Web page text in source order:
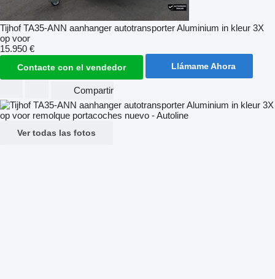
Tijhof TA35-ANN aanhanger autotransporter Aluminium in kleur 3X
op voor
15.950 €
Contacte con el vendedor Llámame Ahora
Compartir
Ver todas las fotos